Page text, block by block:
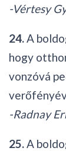
-Vértesy
24.A
hogy
vonzóvá
-Radnay
25.A